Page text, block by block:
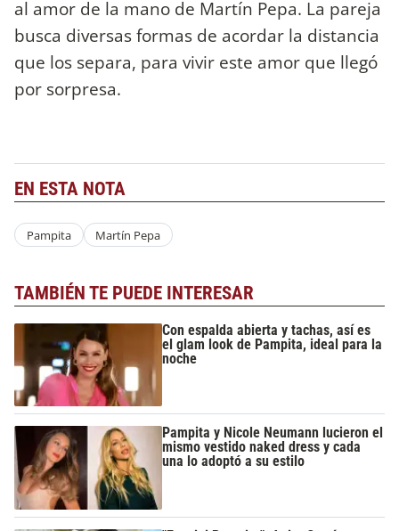
al amor de la mano de Martín Pepa. La pareja
busca diversas formas de acordar la distancia
que los separa, para vivir este amor que llegó
por sorpresa.
EN ESTA NOTA
Pampita Martín Pepa
TAMBIÉN TE PUEDE INTERESAR
Con espalda abierta y tachas, así es
el glam look de Pampita, ideal para la
noche
Pampita y Nicole Neumann lucieron el
mismo vestido naked dress y cada
una lo adoptó a su estilo